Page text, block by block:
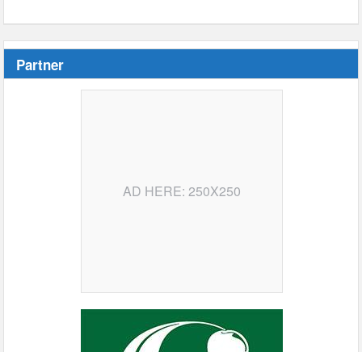
Partner
AD HERE: 250X250